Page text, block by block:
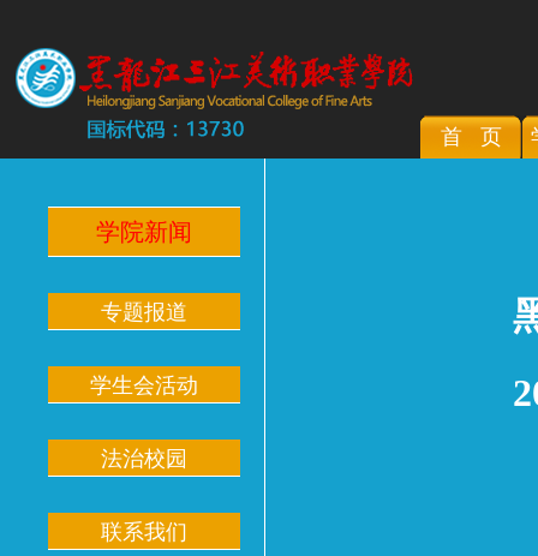
首 页
学院新闻
专题报道
学生会活动
法治校园
联系我们